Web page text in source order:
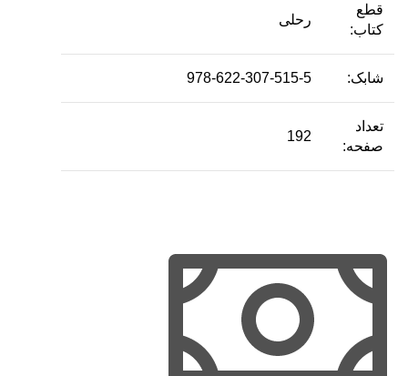
قطع
کتاب:
رحلی
شابک: 978-622-307-515-5
تعداد
صفحه:
192